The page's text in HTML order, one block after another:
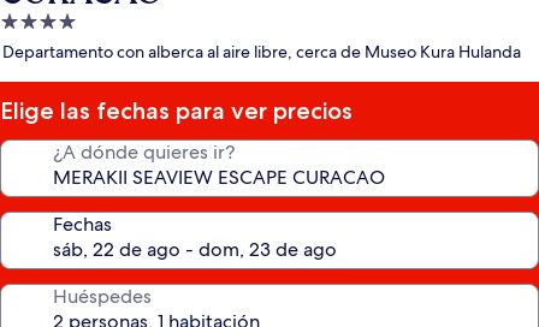
Propiedad
de
estrellas
Departamento con alberca al aire libre, cerca de Museo Kura Hulanda
Elige las fechas para ver precios
¿A dónde quieres ir?
Fechas
Huéspedes